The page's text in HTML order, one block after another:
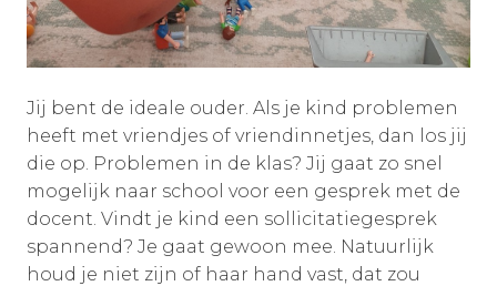
Jij bent de ideale ouder. Als je kind problemen
heeft met vriendjes of vriendinnetjes, dan los jij
die op. Problemen in de klas? Jij gaat zo snel
mogelijk naar school voor een gesprek met de
docent. Vindt je kind een sollicitatiegesprek
spannend? Je gaat gewoon mee. Natuurlijk
houd je niet zijn of haar hand vast, dat zou